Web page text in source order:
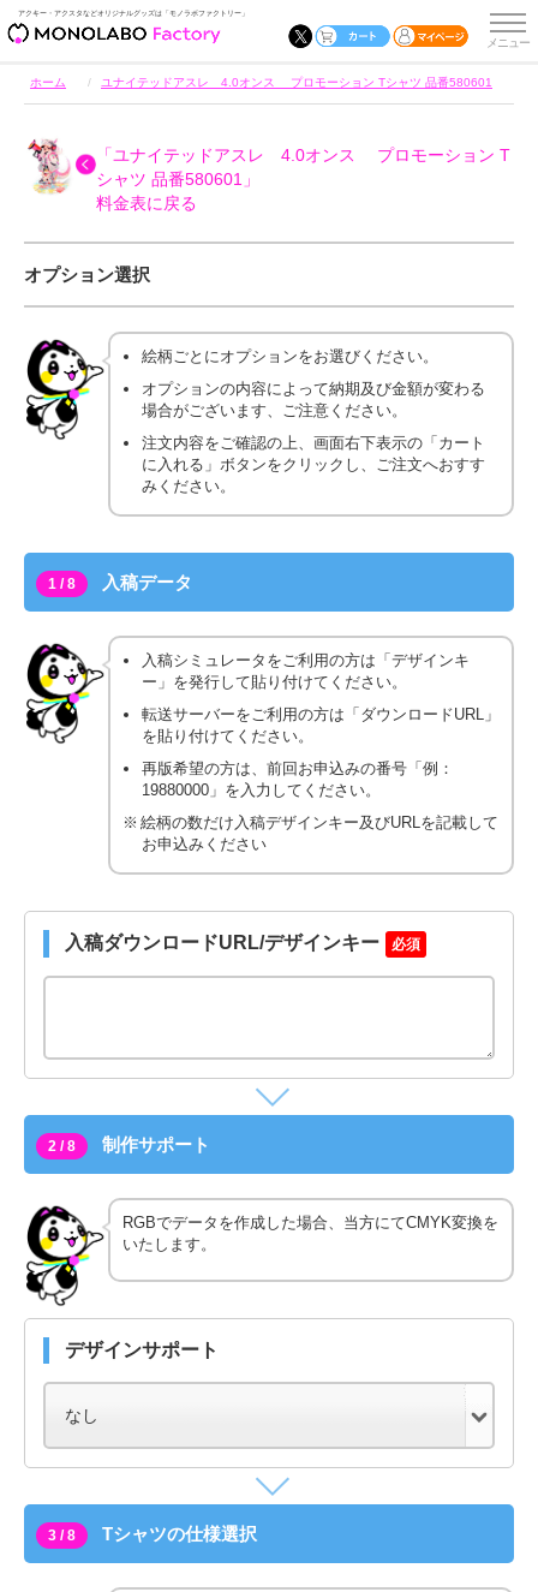
アクキー・アクスタなどオリジナルグッズは「モノラボファクトリー」
ホーム ユナイテッドアスレ 4.0オンス プロモーション Tシャツ 品番580601
「ユナイテッドアスレ 4.0オンス プロモーション T
シャツ 品番580601」
料金表に戻る
オプション選択
絵柄ごとにオプションをお選びください。
オプションの内容によって納期及び金額が変わる
場合がございます、ご注意ください。
注文内容をご確認の上、画面右下表示の「カート
に入れる」ボタンをクリックし、ご注文へおすす
みください。
1 / 8 入稿データ
入稿シミュレータをご利用の方は「デザインキ
ー」を発行して貼り付けてください。
転送サーバーをご利用の方は「ダウンロードURL」
を貼り付けてください。
再版希望の方は、前回お申込みの番号「例：
19880000」を入力してください。
絵柄の数だけ入稿デザインキー及びURLを記載して
お申込みください
入稿ダウンロードURL/デザインキー 必須
2 / 8 制作サポート
RGBでデータを作成した場合、当方にてCMYK変換を
いたします。
デザインサポート
3 / 8 Tシャツの仕様選択